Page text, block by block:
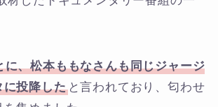
に、松本ももなさんも同じジャージ
に投降したと言われており、匂わせ